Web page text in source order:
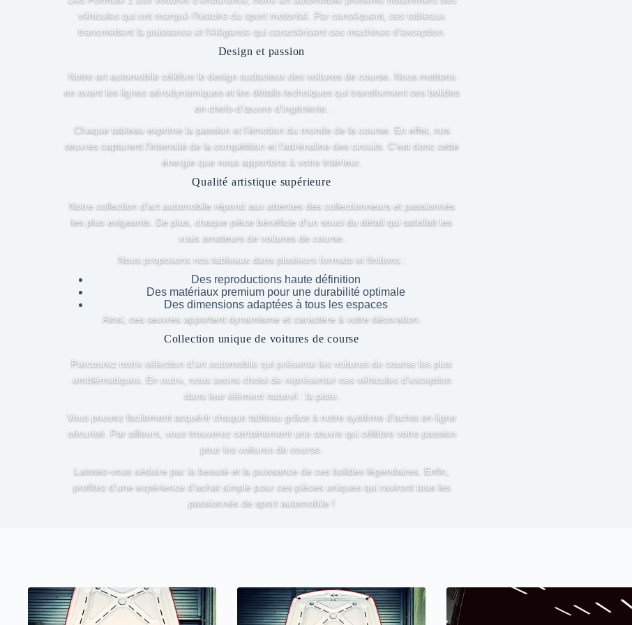
véhicules qui ont marqué l’histoire du sport motorisé. Par conséquent, ces tableaux
transmettent la puissance et l’élégance qui caractérisent ces machines d’exception.
Design et passion
Notre art automobile célèbre le design audacieux des voitures de course. Nous mettons
en avant les lignes aérodynamiques et les détails techniques qui transforment ces bolides
en chefs-d’œuvre d’ingénierie.
Chaque tableau exprime la passion et l’émotion du monde de la course. En effet, nos
œuvres capturent l’intensité de la compétition et l’adrénaline des circuits. C’est donc cette
énergie que nous apportons à votre intérieur.
Qualité artistique supérieure
Notre collection d’art automobile répond aux attentes des collectionneurs et passionnés
les plus exigeants. De plus, chaque pièce bénéficie d’un souci du détail qui satisfait les
vrais amateurs de voitures de course.
Nous proposons nos tableaux dans plusieurs formats et finitions :
Des reproductions haute définition
Des matériaux premium pour une durabilité optimale
Des dimensions adaptées à tous les espaces
Ainsi, ces œuvres apportent dynamisme et caractère à votre décoration.
Collection unique de voitures de course
Parcourez notre sélection d’art automobile qui présente les voitures de course les plus
emblématiques. En outre, nous avons choisi de représenter ces véhicules d’exception
dans leur élément naturel : la piste.
Vous pouvez facilement acquérir chaque tableau grâce à notre système d’achat en ligne
sécurisé. Par ailleurs, vous trouverez certainement une œuvre qui célèbre votre passion
pour les voitures de course.
Laissez-vous séduire par la beauté et la puissance de ces bolides légendaires. Enfin,
profitez d’une expérience d’achat simple pour ces pièces uniques qui raviront tous les
passionnés de sport automobile !